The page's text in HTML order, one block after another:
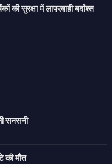
की सुरक्षा में लापरवाही बर्दाश्त
सनसनी
की मौत